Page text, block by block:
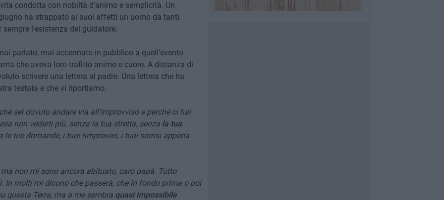
condotta con nobiltà d'animo e semplicità. Un
ha strappato ai suoi affetti un uomo da tanti
l'esistenza del guidatore.
parlato, mai accennato in pubblico a quell'evento
che aveva loro trafitto animo e cuore. A distanza di
scrivere una lettera al padre. Una lettera che ha
testata e che vi riportiamo.
sei dovuto andare via all'improvviso e perché ci hai
non vederti più, senza la tua stretta, senza la tua
le tue domande, i tuoi rimproveri, i tuoi sorrisi appena
non mi sono ancora abituato, caro papà. Tutto
In molti mi dicono che passerà, che in fondo prima o poi
questa Terra, ma a me sembraquasi impossibile